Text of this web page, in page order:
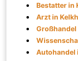
Bestatter in
Arzt in
Großhandel
Autohandel